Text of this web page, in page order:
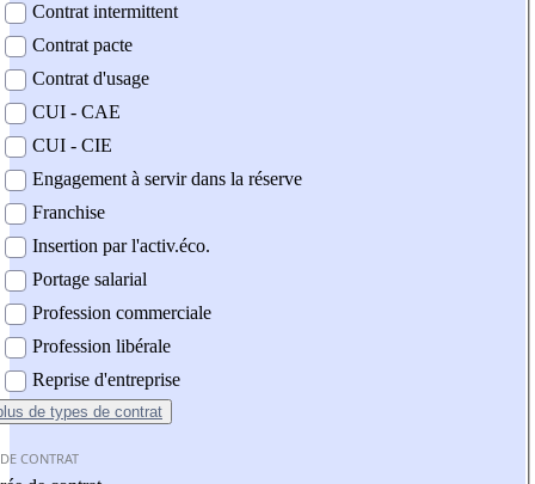
Contrat intermittent
Contrat pacte
Contrat d'usage
CUI - CAE
CUI - CIE
Engagement à servir dans la réserve
Franchise
Insertion par l'activ.éco.
Portage salarial
Profession commerciale
Profession libérale
Reprise d'entreprise
de types de contrat
CONTRAT